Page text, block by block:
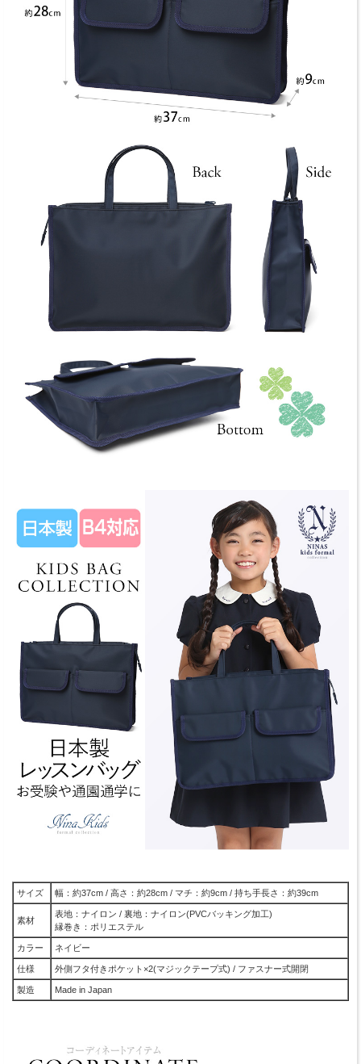
サイズ 幅：約37cm / 高さ：約28cm / マチ：約9cm / 持ち手長さ：約39cm
素材
表地：ナイロン / 裏地：ナイロン(PVCバッキング加工)
縁巻き：ポリエステル
カラー ネイビー
仕様 外側フタ付きポケット×2(マジックテープ式) / ファスナー式開閉
製造 Made in Japan